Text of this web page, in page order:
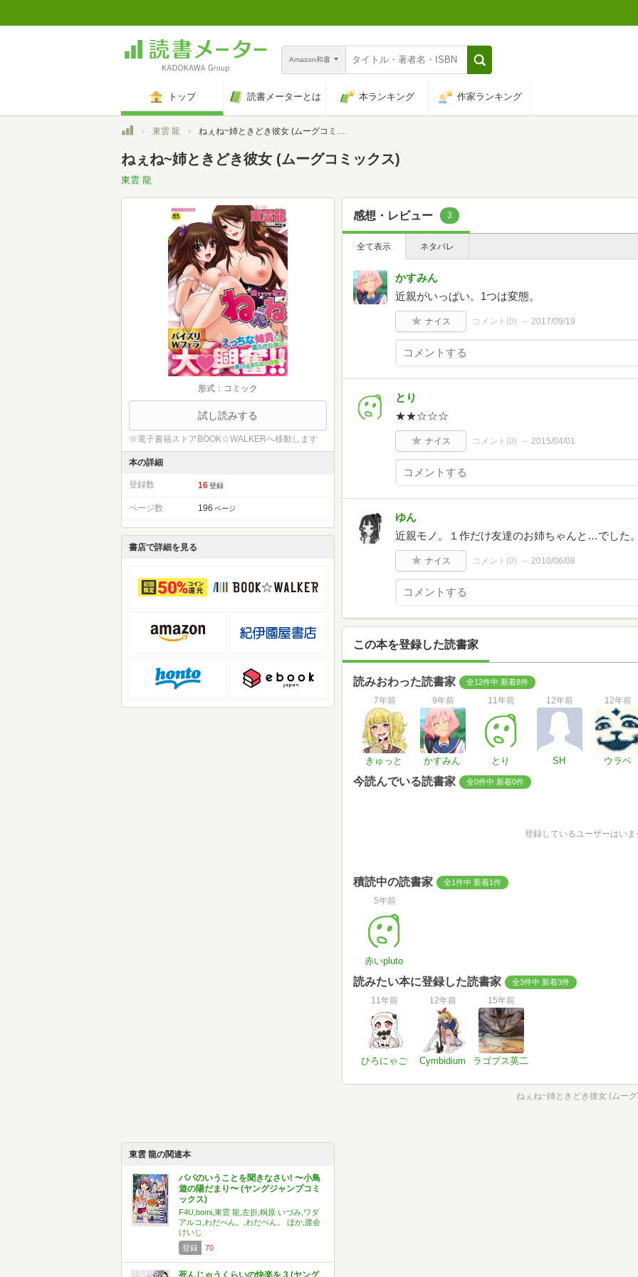
Amazon和書
トップ 読書メーターとは 本ランキング 作家ランキング
トップ東雲 龍 ねぇね~姉ときどき彼女 (ムーグコミックス)
ねぇね~姉ときどき彼女 (ムーグコミックス)
東雲 龍
形式：コミック
試し読みする
※電子書籍ストアBOOK☆WALKERへ移動します
本の詳細
登録数 16 登録
ページ数 196 ページ
書店で詳細を見る
東雲 龍の関連本
パパのいうことを聞きなさい! 〜小鳥
遊の陽だまり〜 (ヤングジャンプコミ
ックス)
F4U,bomi,東雲 龍,左折,桐原 いづみ,ワダ
アルコ,わだぺん。,わだぺん。 ほか,渡会
けいじ
登録
70
死んじゃうくらいの快楽を 3 (ヤング
感想・レビュー 3
全て表示 ネタバレ
かすみん
近親がいっぱい。1つは変態。
ナイス コメント(0) 2017/09/19
とり
★★☆☆☆
ナイス コメント(0) 2015/04/01
ゆん
近親モノ。１作だけ友達のお姉ちゃんと…でした
ナイス コメント(0) 2010/06/08
この本を登録した読書家
読みおわった読書家 全12件中 新着8件
7年前
きゅっと
9年前
かすみん
11年前
とり
12年前
SH
12年前
ウラベ
今読んでいる読書家 全0件中 新着0件
登録しているユーザーはいま
積読中の読書家 全1件中 新着1件
5年前
赤いpluto
読みたい本に登録した読書家 全3件中 新着3件
11年前
ひろにゃご
12年前
Cymbidium
15年前
ラゴプス英二
ねぇね~姉ときどき彼女 (ムー